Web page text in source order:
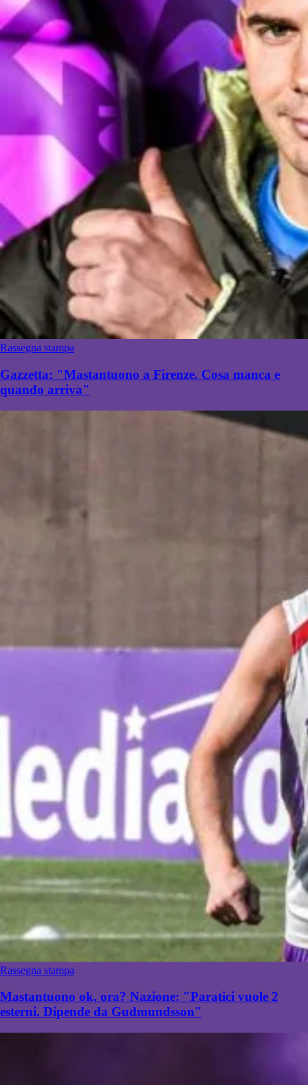
Rassegna stampa
Gazzetta: "Mastantuono a Firenze. Cosa manca e
quando arriva"
Rassegna stampa
Mastantuono ok, ora? Nazione: "Paratici vuole 2
esterni. Dipende da Gudmundsson"